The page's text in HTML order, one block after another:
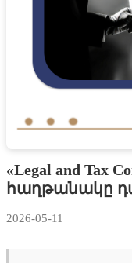
«Legal and Tax
հաղթանակը
2026-05-11